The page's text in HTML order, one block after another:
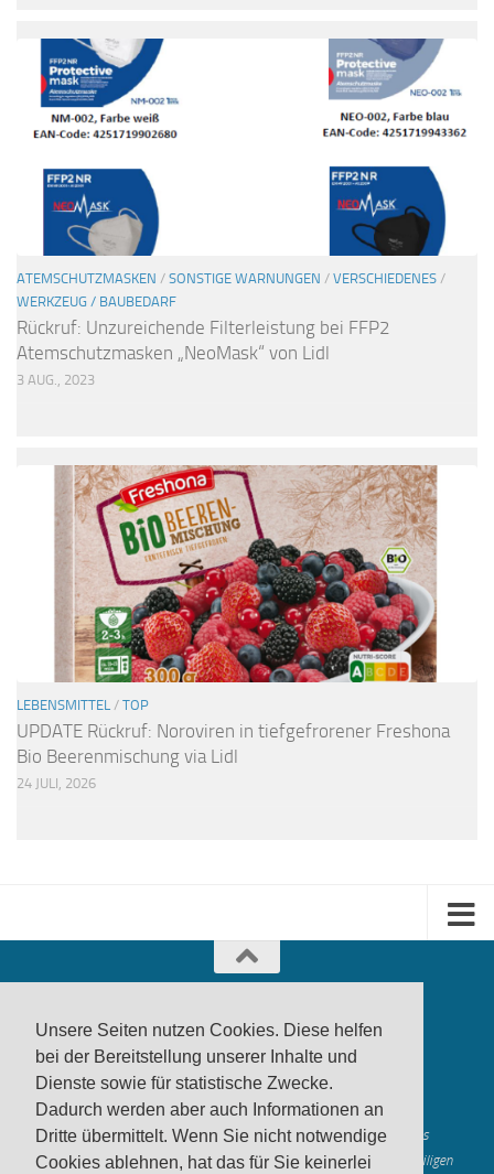
Unsere Seiten nutzen Cookies. Diese helfen
bei der Bereitstellung unserer Inhalte und
Dienste sowie für statistische Zwecke.
Dadurch werden aber auch Informationen an
Dritte übermittelt. Wenn Sie nicht notwendige
Cookies ablehnen, hat das für Sie keinerlei
ATEMSCHUTZMASKEN / SONSTIGE WARNUNGEN / VERSCHIEDENES /
WERKZEUG / BAUBEDARF
Rückruf: Unzureichende Filterleistung bei FFP2
Atemschutzmasken „NeoMask“ von Lidl
3 AUG., 2023
LEBENSMITTEL / TOP
UPDATE Rückruf: Noroviren in tiefgefrorener Freshona
Bio Beerenmischung via Lidl
24 JULI, 2026
produktwarnung.eu - 2007-2026
Made in Gerstetten |Medienzentrum Gerstetten
Alle genannten Marken, Warenzeichen und Logos innerhalb dieses
Medienangebotes sind durch die Marken- und Urheberechte der jeweiligen